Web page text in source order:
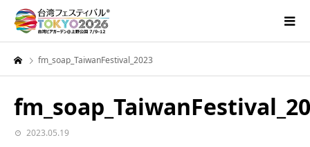
fm_soap_TaiwanFestival_2023
2023.05.19